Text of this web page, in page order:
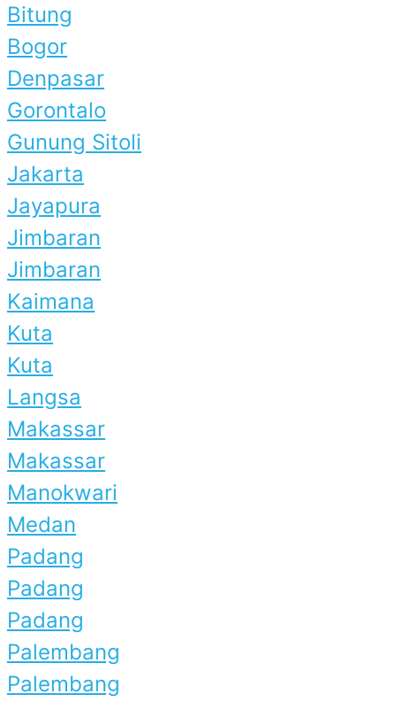
Bitung
Bogor
Denpasar
Gorontalo
Gunung Sitoli
Jakarta
Jayapura
Jimbaran
Jimbaran
Kaimana
Kuta
Kuta
Langsa
Makassar
Makassar
Manokwari
Medan
Padang
Padang
Padang
Palembang
Palembang